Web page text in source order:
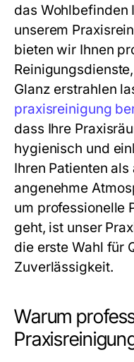
das Wohlbefinden
unserem
bieten wir Ihnen
Glanz erstrahlen
praxisreinigung
dass Ihre
hygienisch und
Ihren Patienten
angenehme
um professionelle
geht, ist unser
die erste Wahl für
Zuverlässigkeit.
Warum